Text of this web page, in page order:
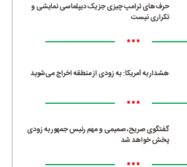
حرف‌های ترامپ چیزی جز یک دیپلماسی نمایشی و
تکراری نیست
•••
هشدار به آمریکا: به زودی از منطقه اخراج می‌شوید
•••
گفتگوی صریح، صمیمی و مهم رئیس جمهور به زودی
پخش خواهد شد